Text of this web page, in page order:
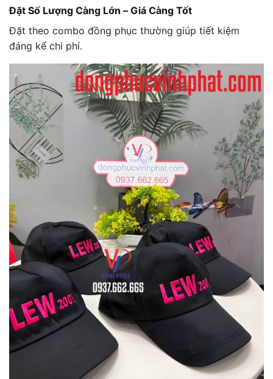
Đặt Số Lượng Càng Lớn – Giá Càng Tốt
Đặt theo combo đồng phục thường giúp tiết kiệm
đáng kể chi phí.